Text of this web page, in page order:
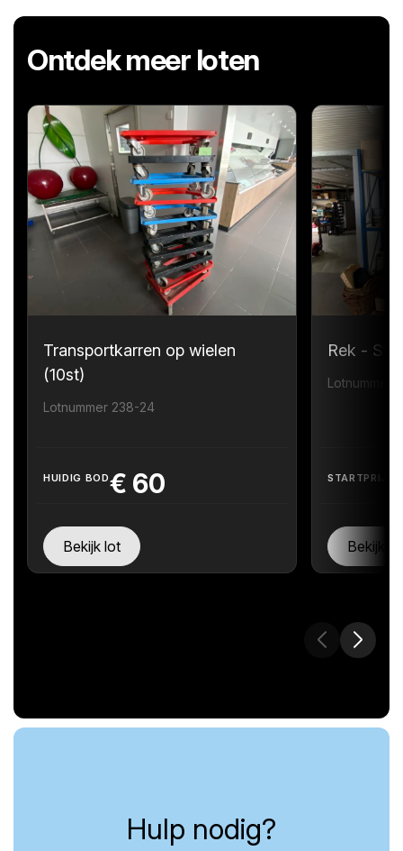
Ontdek meer loten
Transportkarren op wielen
(10st)
Lotnummer 238-24
HUIDIG BOD€ 60
Bekijk lot
Rek -
Lotnummer
STARTPRIJS
Bekijk
Hulp nodig?